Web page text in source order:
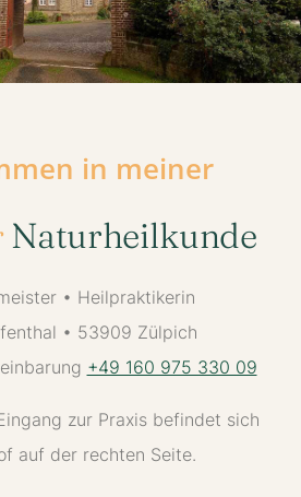
in meiner
Naturheilkunde
• Heilpraktikerin
• 53909 Zülpich
+49 160 975 330 09
zur Praxis befindet sich
auf der rechten Seite.